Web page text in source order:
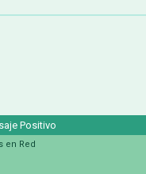
Positivo
en Red